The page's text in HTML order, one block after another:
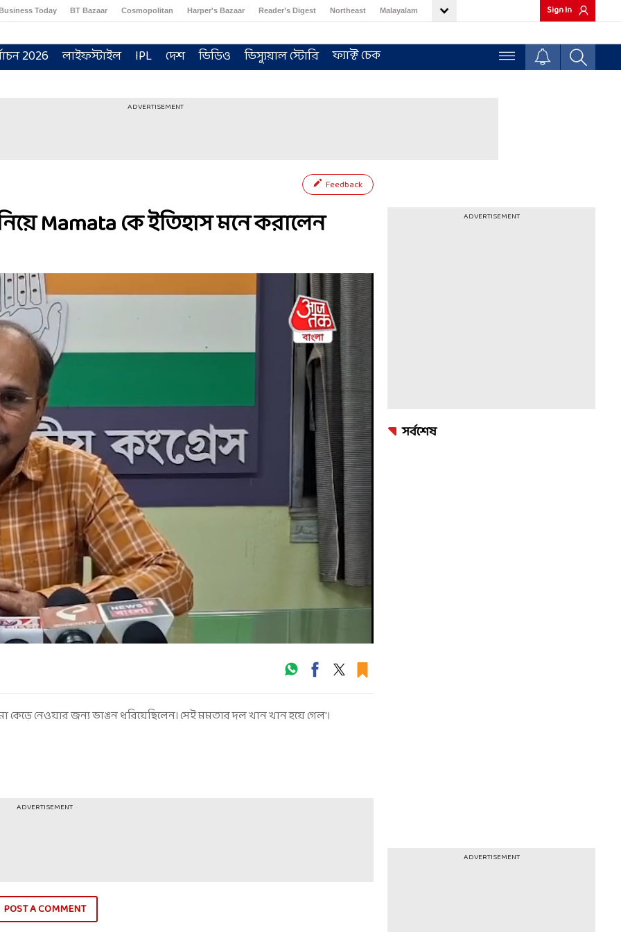
Today BT Bazaar Cosmopolitan Harper's Bazaar Reader’s Digest Northeast Malayalam Sign In
2026 লাইফস্টাইল IPL দেশ ভিডিও ভিস্যুয়াল স্টোরি ফ্যাক্ট চেক
ADVERTISEMENT
Feedback
Mamata কে ইতিহাস মনে করালেন
কেড়ে নেওয়ার জন্য ভাঙন ধরিয়েছিলেন। সেই মমতার দল খান খান হয়ে গেল'।
ADVERTISEMENT
POST A COMMENT
ADVERTISEMENT
সর্বশেষ
ADVERTISEMENT